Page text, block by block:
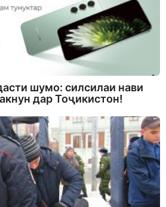
шумо: силсилаи нави
дар Тоҷикистон!